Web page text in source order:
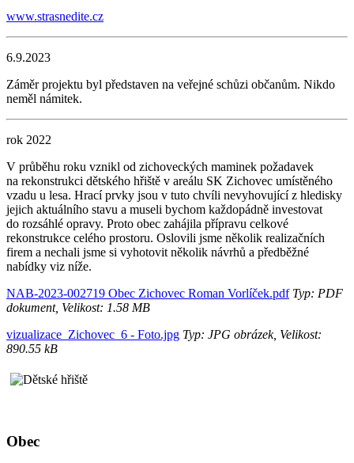
www.strasnedite.cz
6.9.2023
Záměr projektu byl představen na veřejné schůzi občanům. Nikdo
neměl námitek.
rok 2022
V průběhu roku vznikl od zichoveckých maminek požadavek
na rekonstrukci dětského hřiště v areálu SK Zichovec umístěného
vzadu u lesa. Hrací prvky jsou v tuto chvíli nevyhovující z hledisky
jejich aktuálního stavu a museli bychom každopádně investovat
do rozsáhlé opravy. Proto obec zahájila přípravu celkové
rekonstrukce celého prostoru. Oslovili jsme několik realizačních
firem a nechali jsme si vyhotovit několik návrhů a předběžné
nabídky viz níže.
NAB-2023-002719 Obec Zichovec Roman Vorlíček.pdfTyp: PDF
dokument, Velikost: 1.58 MB
vizualizace_Zichovec_6 - Foto.jpg Typ: JPG obrázek, Velikost:
890.55 kB
Obec